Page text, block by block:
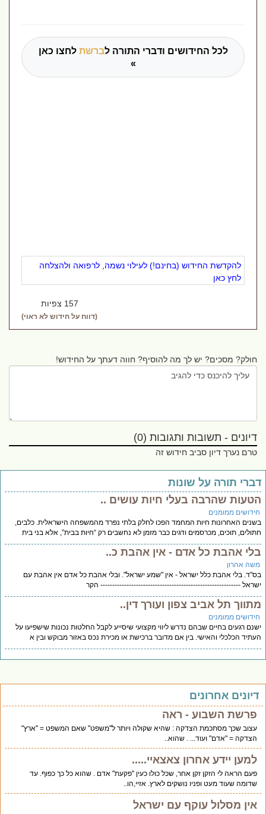
לכל החידושים ודברי התורה לברשתלחצו כאן
להקדשת החידוש (בחינם!) לעילוי נשמה, לרפואה ולהצלחה
לחץ כאן
157 צפיות
(דווח על חידוש לא ראוי)
חולק? מסכים? יש לך מה להוסיף? חווה דעתך על החידוש!
דיונים - תשובות ותגובות (0)
טרם נערך דיון סביב חידוש זה
תורה על שונות
שהרבה בעלי חיות עושים ..
ממומנים
האחרונות חיות המחמד הפכו לחלק בלתי נפרד מהמשפחה הישראלית. כלבים,
תוכים, מכרסמים ודגים כבר מזמן לא נחשבים רק “חיות בבית”, אלא בני בית
אהבת כל אדם - אין אהבת כ..
אהרון
בלי אהבת כלל ישראל - אין "שמע ישראל". ובלי אהבת כל אדם אין אהבת עם
----------------------------------------------------------- הקר
תל אביב צפון ועורך דין..
ממומנים
רגעים בחיים שבהם נדרש ליווי מקצועי שיסייע לקבל החלטות נכונות שישפיעו על
הכלכלי והאישי. בין אם מדובר ברכישת או מכירת נכס באזור מבוקש ובין א
אחרונים
פרשת השבוע - ראה
עצוב שכך מסתכמת הצדקה : שהיא שקולה ויותר ל"משפט" שאם המשפט = "ארץ"
הצדקה = "אדם" ועוד... . שהוא..
למען יידע אחרון צאצאיי.....
פעם הראה לי הזקן זקן אחר, שכל כולו כעין "פקעת" אדם . שהוא כל כך כפוף. עד
שדומה שעוד מעט ופניו נושקים לארץ. אזיי,הו..
אין מסלול עוקף עם ישראל